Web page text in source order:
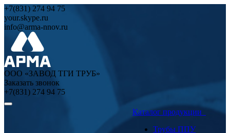
+7(831) 274 94 75
your.skype.ru
info@arma-nnov.ru
ООО «ЗАВОД ТГИ ТРУБ»
Заказать звонок
+7(831) 274 94 75
Каталог продукции
Трубы ППУ